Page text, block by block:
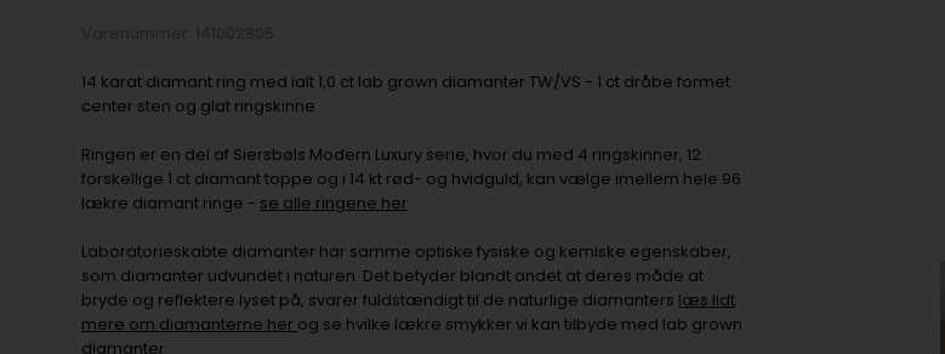
14 karat diamant ring med ialt 1,0 ct lab grown diamanter TW/VS - 1 ct dråbe formet
center sten og glat ringskinne
Ringen er en del af Siersbøls Modern Luxury serie, hvor du med 4 ringskinner, 12
forskellige 1 ct diamant toppe og i 14 kt rød- og hvidguld, kan vælge imellem hele 96
lækre diamant ringe - se alle ringene her
Laboratorieskabte diamanter har samme optiske fysiske og kemiske egenskaber,
som diamanter udvundet i naturen. Det betyder blandt andet at deres måde at
bryde og reflektere lyset på, svarer fuldstændigt til de naturlige diamanters læs lidt
mere om diamanterne her og se hvilke lækre smykker vi kan tilbyde med lab grown
diamanter